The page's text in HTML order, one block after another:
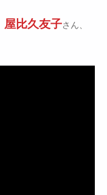
屋比久友子さん、